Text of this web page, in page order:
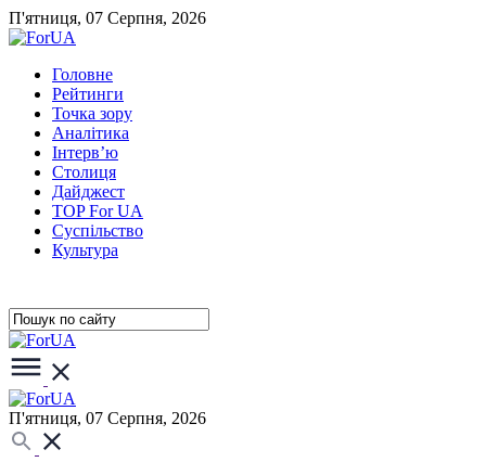
П'ятниця, 07 Серпня, 2026
Головне
Рейтинги
Точка зору
Аналітика
Інтерв’ю
Столиця
Дайджест
TOP For UA
Суспiльство
Культура
П'ятниця, 07 Серпня, 2026